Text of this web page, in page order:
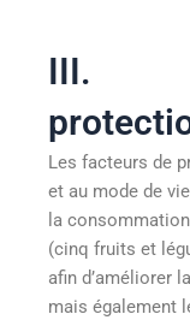
III.
Les facteurs de
et au mode de
la
(cinq fruits et
afin d’améliorer
mais également